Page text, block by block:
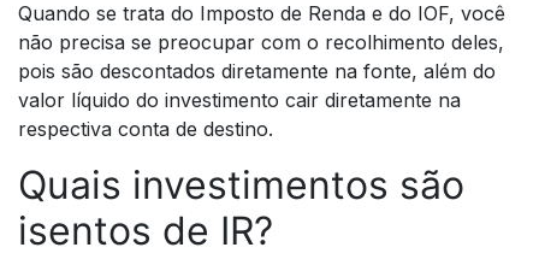
Quando se trata do Imposto de Renda e do IOF, você
não precisa se preocupar com o recolhimento deles,
pois são descontados diretamente na fonte, além do
valor líquido do investimento cair diretamente na
respectiva conta de destino.
Quais investimentos são
isentos de IR?